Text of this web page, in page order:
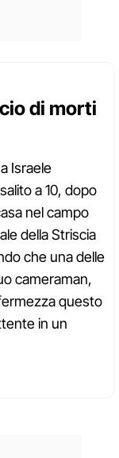
di morti
Israele
a 10, dopo
nel campo
della Striscia
che una delle
cameraman,
questo
in un